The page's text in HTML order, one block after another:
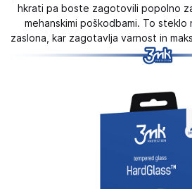
hkrati pa boste zagotovili popolno
mehanskimi poškodbami. To
zaslona, ​​kar zagotavlja varnost in